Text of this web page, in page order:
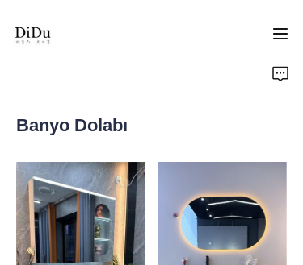
Banyo Dolabı
Ürünler
Hakkımızda